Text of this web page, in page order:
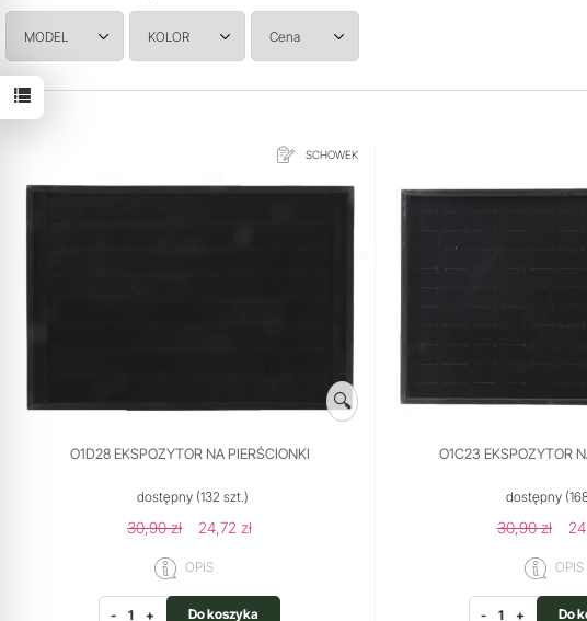
MODEL KOLOR Cena
SCHOWEK
🔍
O1D28 EKSPOZYTOR NA PIERŚCIONKI
dostępny(132 szt.)
30,90 zł 24,72 zł
OPIS
- + Do koszyka
O1C23 EKSPOZYTOR
dostępny
30,90 zł
OPIS
- + Do